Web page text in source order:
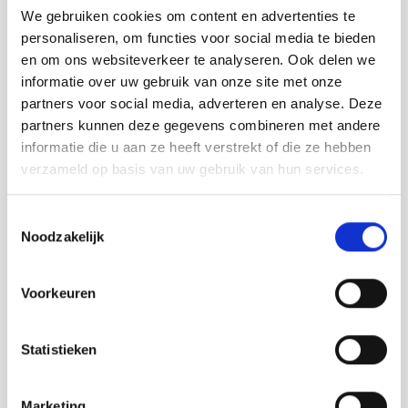
We gebruiken cookies om content en advertenties te
personaliseren, om functies voor social media te bieden
en om ons websiteverkeer te analyseren. Ook delen we
informatie over uw gebruik van onze site met onze
partners voor social media, adverteren en analyse. Deze
partners kunnen deze gegevens combineren met andere
informatie die u aan ze heeft verstrekt of die ze hebben
verzameld op basis van uw gebruik van hun services.
Noodzakelijk
Voorkeuren
Statistieken
Andere verkooppunten
online als offline.